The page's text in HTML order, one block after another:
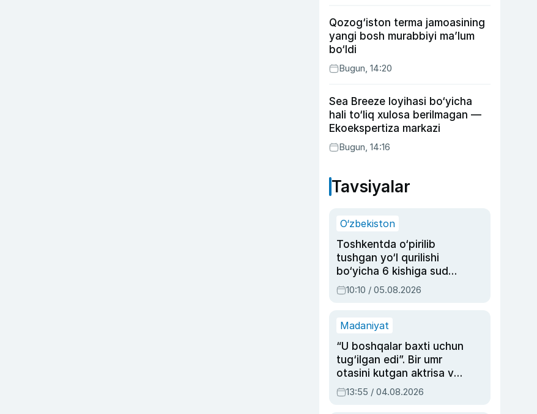
Qozog‘iston terma jamoasining
yangi bosh murabbiyi ma’lum
bo‘ldi
Bugun, 14:20
Sea Breeze loyihasi bo‘yicha
hali to‘liq xulosa berilmagan —
Ekoekspertiza markazi
Bugun, 14:16
Tavsiyalar
O‘zbekiston
Toshkentda o‘pirilib
tushgan yo‘l qurilishi
bo‘yicha 6 kishiga sud
hukmi o‘qildi
10:10 / 05.08.2026
Madaniyat
“U boshqalar baxti uchun
tug‘ilgan edi”. Bir umr
otasini kutgan aktrisa va
dublyaj ustasi Rimma
Ahmedovaning
13:55 / 04.08.2026